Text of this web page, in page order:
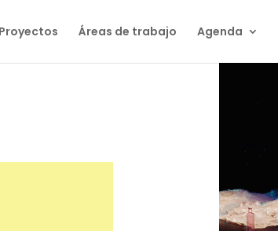
Proyectos Áreas de trabajo Agenda